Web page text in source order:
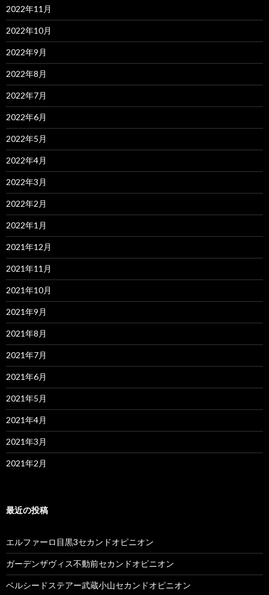
2022年11月
2022年10月
2022年9月
2022年8月
2022年7月
2022年6月
2022年5月
2022年4月
2022年3月
2022年2月
2022年1月
2021年12月
2021年11月
2021年10月
2021年9月
2021年8月
2021年7月
2021年6月
2021年5月
2021年4月
2021年3月
2021年2月
最近の投稿
エルファーロ目黒3セカンドオピニオン
ガーデンザヴィス不動前セカンドオピニオン
ベルシードステアー武蔵小山セカンドオピニオン